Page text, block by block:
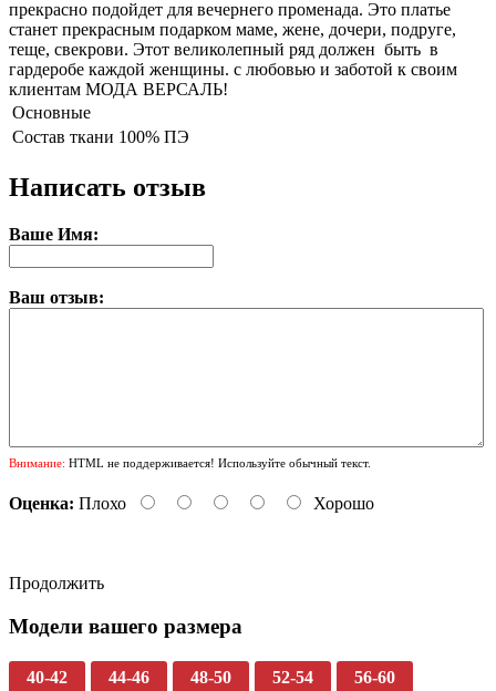
прекрасно подойдет для вечернего променада. Это платье
станет прекрасным подарком маме, жене, дочери, подруге,
теще, свекрови. Этот великолепный ряд должен быть в
гардеробе каждой женщины. с любовью и заботой к своим
клиентам МОДА ВЕРСАЛЬ!
Основные
Состав ткани 100% ПЭ
Написать отзыв
Ваше Имя:
Ваш отзыв:
Внимание: HTML не поддерживается! Используйте обычный текст.
Оценка: Плохо Хорошо
Продолжить
Модели вашего размера
40-42 44-46 48-50 52-54 56-60